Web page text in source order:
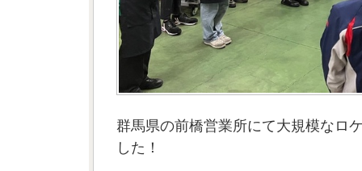
群馬県の前橋営業所にて大規模なロ
した！